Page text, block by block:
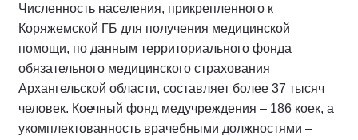
Численность населения, прикрепленного к
Коряжемской ГБ для получения медицинской
помощи, по данным территориального фонда
обязательного медицинского страхования
Архангельской области, составляет более 37 тысяч
человек. Коечный фонд медучреждения – 186 коек, а
укомплектованность врачебными должностями –